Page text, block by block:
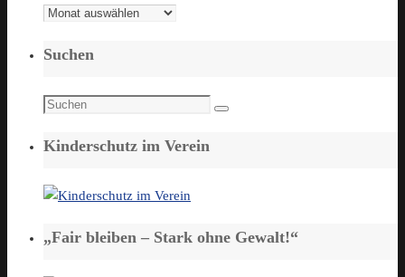
Archiv
Suchen
Suchen
Suchen
Kinderschutz im Verein
„Fair bleiben – Stark ohne Gewalt!“